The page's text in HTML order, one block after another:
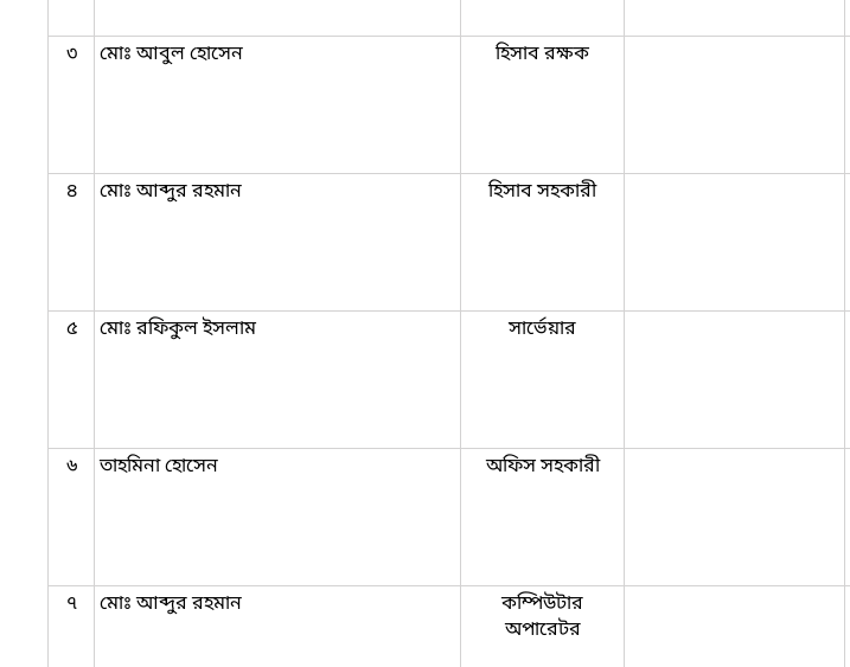
৩ মোঃ আবুল হোসেন হিসাব রক্ষক
৪ মোঃ আব্দুর রহমান হিসাব সহকারী
৫ মোঃ রফিকুল ইসলাম সার্ভেয়ার
৬ তাহমিনা হোসেন অফিস সহকারী
৭ মোঃ আব্দুর রহমান
কম্পিউটার
অপারেটর